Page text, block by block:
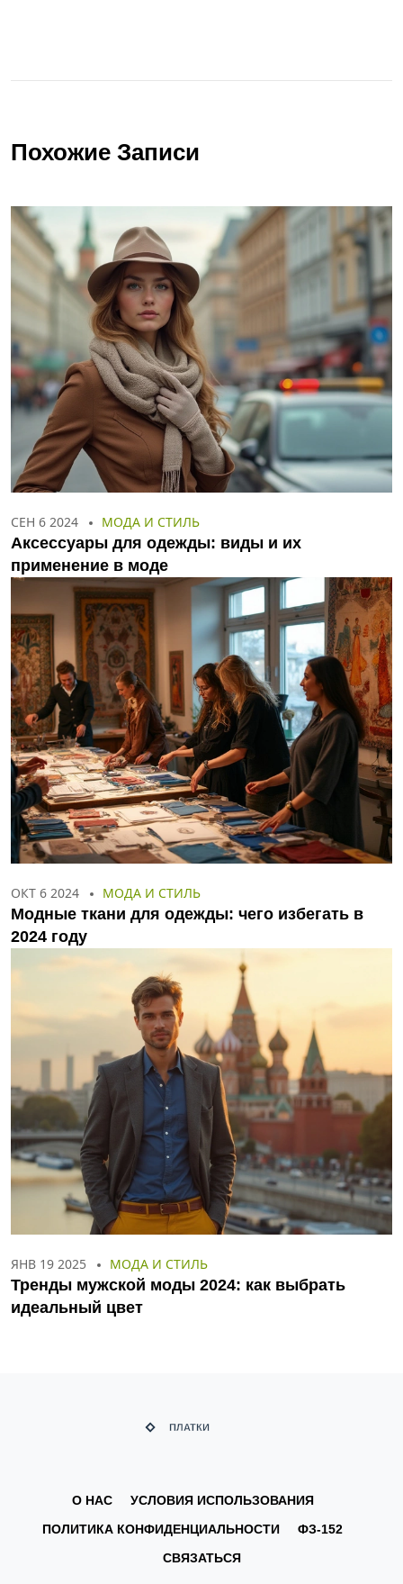
Похожие Записи
СЕН 6 2024 МОДА И СТИЛЬ
Аксессуары для одежды: виды и их
применение в моде
ОКТ 6 2024 МОДА И СТИЛЬ
Модные ткани для одежды: чего избегать в
2024 году
ЯНВ 19 2025 МОДА И СТИЛЬ
Тренды мужской моды 2024: как выбрать
идеальный цвет
О НАС
УСЛОВИЯ ИСПОЛЬЗОВАНИЯ
ПОЛИТИКА КОНФИДЕНЦИАЛЬНОСТИ
ФЗ-152
СВЯЗАТЬСЯ